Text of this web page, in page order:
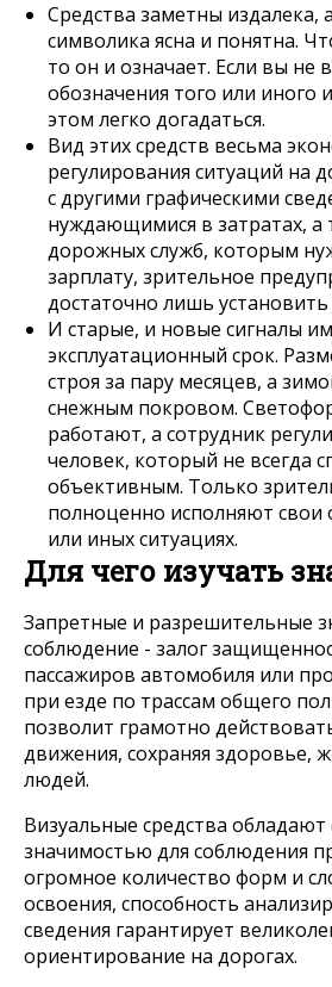
Средства заметны издалека,
символика ясна и понятна.
то он и означает. Если вы не
обозначения того или иного
этом легко догадаться.
Вид этих средств весьма
регулирования ситуаций на
с другими графическими
нуждающимися в затратах, а
дорожных служб, которым
зарплату, зрительное
достаточно лишь установить
И старые, и новые сигналы
эксплуатационный срок.
строя за пару месяцев, а
снежным покровом.
работают, а сотрудник
человек, который не всегда
объективным. Только
полноценно исполняют свои
или иных ситуациях.
Для чего изучать
Запретные и разрешительные
соблюдение - залог
пассажиров автомобиля или
при езде по трассам общего
позволит грамотно
движения, сохраняя здоровье,
людей.
Визуальные средства
значимостью для соблюдения
огромное количество форм и
освоения, способность
сведения гарантирует
ориентирование на дорогах.